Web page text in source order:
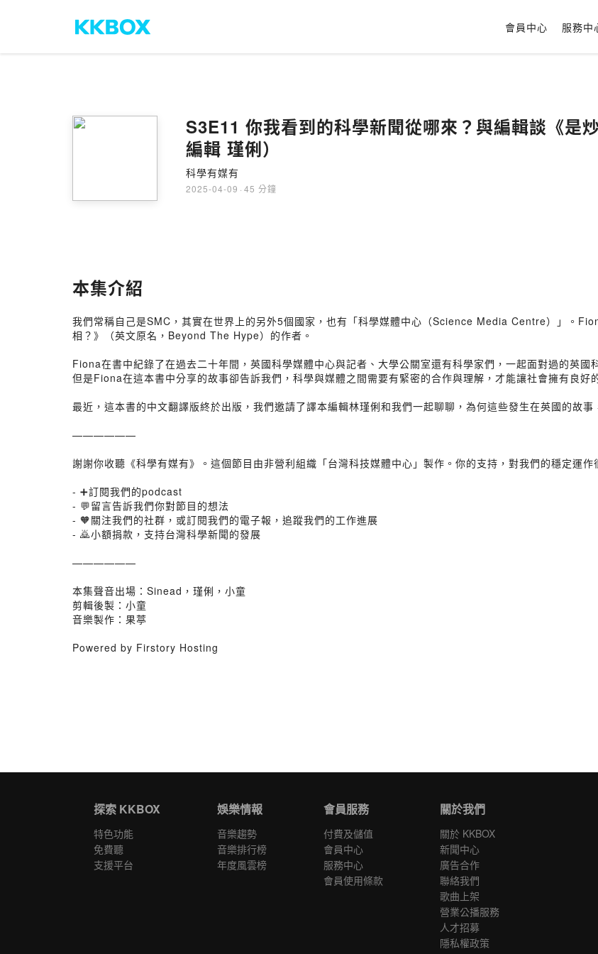
會員中心 服務中
S3E11 你我看到的科學新聞從哪來？與編輯談《是
編輯 瑾俐）
科學有媒有
2025-04-09 · 45 分鐘
本集介紹
我們常稱自己是SMC，其實在世界上的另外5個國家，也有「科學媒體中心（Science Media Centre）」。
相？》（英文原名，Beyond The Hype）的作者。
Fiona在書中紀錄了在過去二十年間，英國科學媒體中心與記者、大學公關室還有科學家們，一起面對過的英國
但是Fiona在這本書中分享的故事卻告訴我們，科學與媒體之間需要有緊密的合作與理解，才能讓社會擁有良好
最近，這本書的中文翻譯版終於出版，我們邀請了譯本編輯林瑾俐和我們一起聊聊，為何這些發生在英國的故事
——————
謝謝你收聽《科學有媒有》。這個節目由非營利組織「台灣科技媒體中心」製作。你的支持，對我們的穩定運作
- ➕訂閱我們的podcast
- 💬留言告訴我們你對節目的想法
- 🧡關注我們的社群，或訂閱我們的電子報，追蹤我們的工作進展
- 🙇小額捐款，支持台灣科學新聞的發展
——————
本集聲音出場：Sinead，瑾俐，小童
剪輯後製：小童
音樂製作：果葶
Powered by Firstory Hosting
探索 KKBOX
特色功能
免費聽
支援平台
娛樂情報
音樂趨勢
音樂排行榜
年度風雲榜
會員服務
付費及儲值
會員中心
服務中心
會員使用條款
關於我們
關於 KKBOX
新聞中心
廣告合作
聯絡我們
歌曲上架
營業公播服務
人才招募
隱私權政策